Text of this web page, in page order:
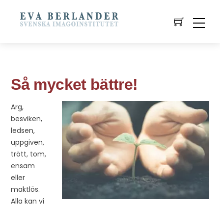
Så mycket bättre!
Arg,
besviken,
ledsen,
uppgiven,
trött, tom,
ensam
eller
maktlös.
Alla kan vi